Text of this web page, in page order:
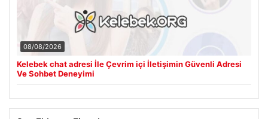
08/08/2026
Kelebek chat adresi İle Çevrim içi İletişimin Güvenli Adresi
Ve Sohbet Deneyimi